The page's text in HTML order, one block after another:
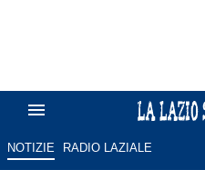
NOTIZIE RADIO LAZIALE